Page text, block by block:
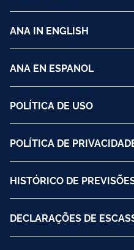
ANA IN ENGLISH
ANA EN ESPANOL
POLÍTICA DE USO
POLÍTICA DE
HISTÓRICO DE
DECLARAÇÕES DE